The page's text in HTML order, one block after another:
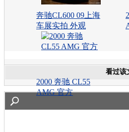
奔驰CL600 09上海
车展实拍 外观
2000 奔驰 CL55
AMG 官方
看过该